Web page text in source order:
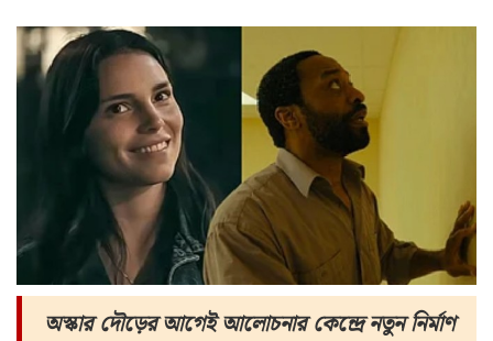
অস্কার দৌড়ের আগেই আলোচনার কেন্দ্রে নতুন নির্মাণ